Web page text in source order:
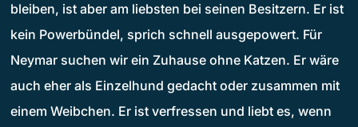
bleiben, ist aber am liebsten bei seinen Besitzern. Er ist
kein Powerbündel, sprich schnell ausgepowert. Für
Neymar suchen wir ein Zuhause ohne Katzen. Er wäre
auch eher als Einzelhund gedacht oder zusammen mit
einem Weibchen. Er ist verfressen und liebt es, wenn